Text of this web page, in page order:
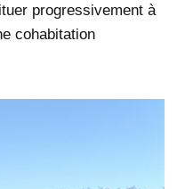
progressivement à
cohabitation